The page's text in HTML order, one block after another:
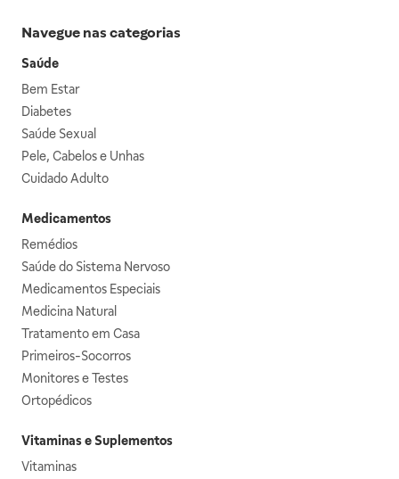
Navegue nas categorias
Saúde
Bem Estar
Diabetes
Saúde Sexual
Pele, Cabelos e Unhas
Cuidado Adulto
Medicamentos
Remédios
Saúde do Sistema Nervoso
Medicamentos Especiais
Medicina Natural
Tratamento em Casa
Primeiros-Socorros
Monitores e Testes
Ortopédicos
Vitaminas e Suplementos
Vitaminas